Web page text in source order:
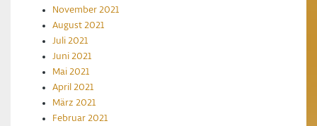
November 2021
August 2021
Juli 2021
Juni 2021
Mai 2021
April 2021
März 2021
Februar 2021